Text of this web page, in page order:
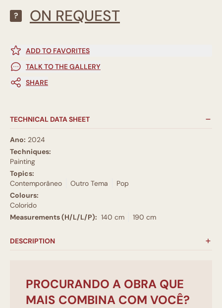
? ON REQUEST
ADD TO FAVORITES
TALK TO THE GALLERY
SHARE
TECHNICAL DATA SHEET
Ano: 2024
Techniques:
Painting
Topics:
Contemporâneo
Outro Tema
Pop
Colours:
Colorido
Measurements (H/L/L/P): 140 cm 190 cm
DESCRIPTION
PROCURANDO A OBRA QUE
MAIS COMBINA COM VOCÊ?